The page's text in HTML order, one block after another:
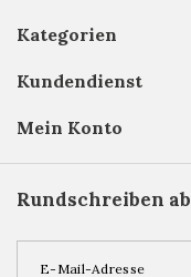
Kategorien
Kundendienst
Mein Konto
Rundschreiben